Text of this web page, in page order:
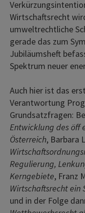
Wirtschaftsrecht
umweltrechtliche
gerade das zum
Jubiläumsheft
Spektrum neuer
Auch hier ist das
Verantwortung
Grundsatzfragen:
Entwicklung des öff
Österreich, Barbara
Regulierung,
Kerngebiete, Franz
Wirtschaftsrecht ein
und in der Folge